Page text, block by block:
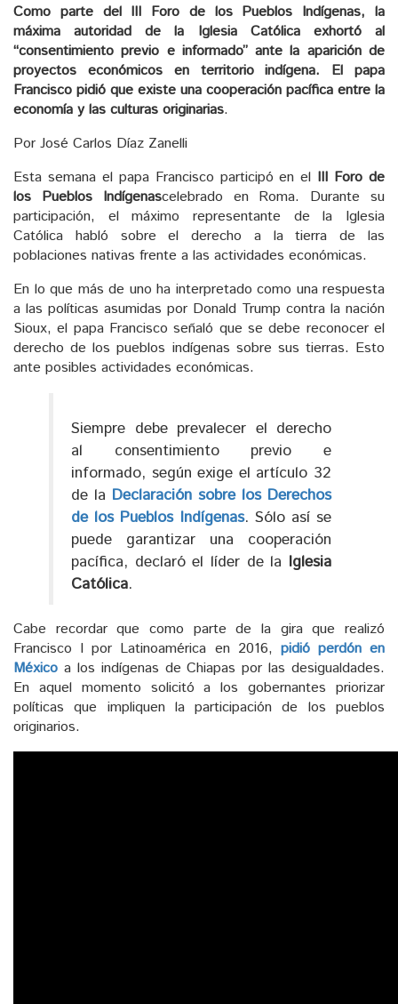
Como parte del III Foro de los Pueblos Indígenas, la
máxima autoridad de la Iglesia Católica exhortó al
“consentimiento previo e informado” ante la aparición de
proyectos económicos en territorio indígena. El papa
Francisco pidió que existe una cooperación pacífica entre la
economía y las culturas originarias.
Por José Carlos Díaz Zanelli
Esta semana el papa Francisco participó en el III Foro de
los Pueblos Indígenascelebrado en Roma. Durante su
participación, el máximo representante de la Iglesia
Católica habló sobre el derecho a la tierra de las
poblaciones nativas frente a las actividades económicas.
En lo que más de uno ha interpretado como una respuesta
a las políticas asumidas por Donald Trump contra la nación
Sioux, el papa Francisco señaló que se debe reconocer el
derecho de los pueblos indígenas sobre sus tierras. Esto
ante posibles actividades económicas.
Siempre debe prevalecer el derecho
al consentimiento previo e
informado, según exige el artículo 32
de la Declaración sobre los Derechos
de los Pueblos Indígenas. Sólo así se
puede garantizar una cooperación
pacífica, declaró el líder de la Iglesia
Católica.
Cabe recordar que como parte de la gira que realizó
Francisco I por Latinoamérica en 2016, pidió perdón en
México a los indígenas de Chiapas por las desigualdades.
En aquel momento solicitó a los gobernantes priorizar
políticas que impliquen la participación de los pueblos
originarios.